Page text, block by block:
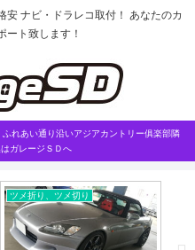
安 ナビ・ドラレコ取付！ あなたのカ
ート致します！
れあい通り沿いアジアカントリー俱楽部隣
ガレージＳＤへ
ツメ折り、ツメ切り